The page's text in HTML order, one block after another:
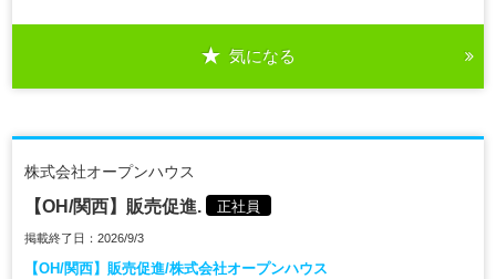
気になる
株式会社オープンハウス
【OH/関西】販売促進. 正社員
掲載終了日：2026/9/3
【OH/関西】販売促進/株式会社オープンハウス